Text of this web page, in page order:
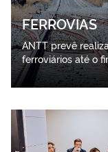
FERROVIAS
ANTT prevê
ferroviários até o